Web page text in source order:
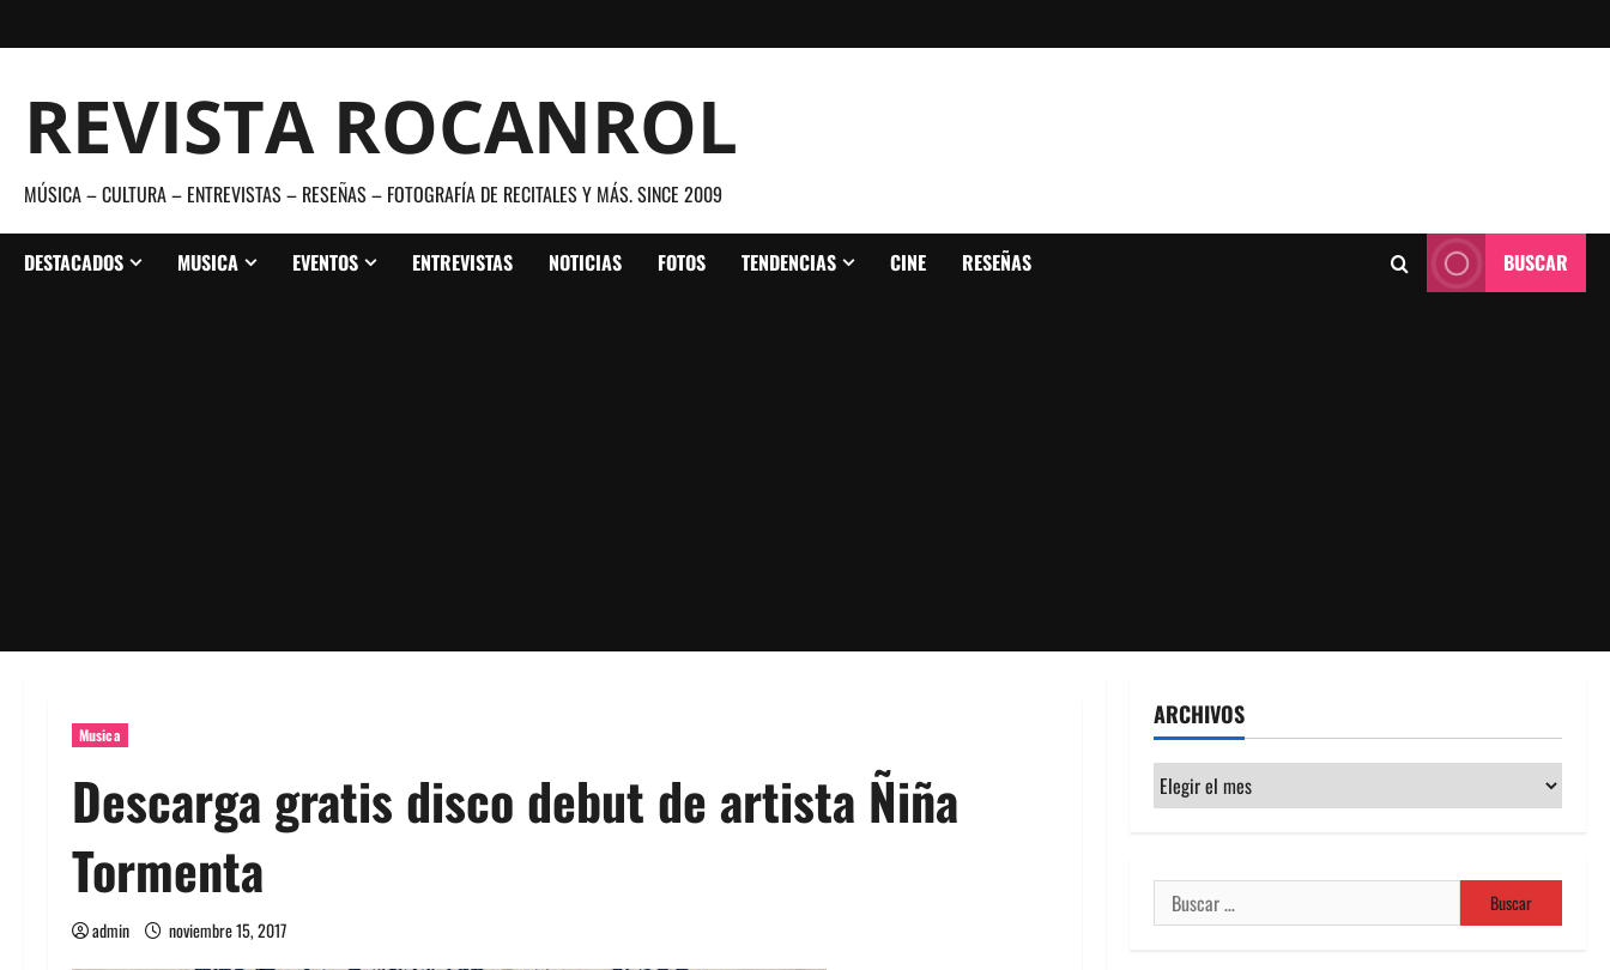
al
REVISTA ROCANROL
MÚSICA – CULTURA – ENTREVISTAS – RESEÑAS – FOTOGRAFÍA DE RECITALES Y MÁS. SINCE 2009
DESTACADOS MUSICA EVENTOS ENTREVISTAS NOTICIAS FOTOS TENDENCIAS CINE RESEÑAS BUSCAR
Musica
Descarga gratis disco debut de artista Ñiña
Tormenta
admin noviembre 15, 2017
ARCHIVOS
Archivos
Buscar: